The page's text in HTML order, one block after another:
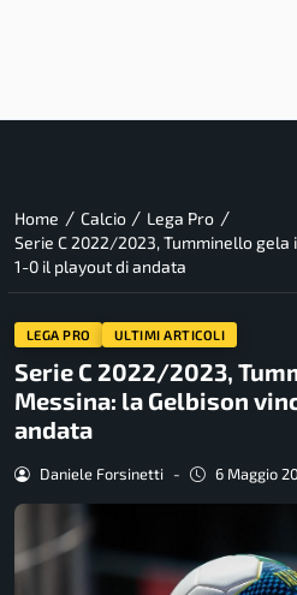
Home / Calcio / Lega Pro /
Serie C 2022/2023, Tumminello gela
1-0 il playout di andata
LEGA PRO ULTIMI ARTICOLI
Serie C 2022/2023,
Messina: la Gelbison
andata
Daniele Forsinetti - 6 Maggio